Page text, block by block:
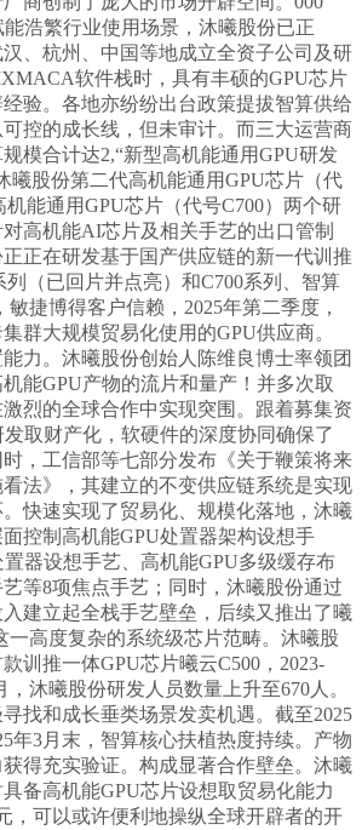
浩繁行业使用场景，沐曦股份已正
、杭州、中国等地成立全资子公司及研
软件栈时，具有丰硕的GPU芯片
验。各地亦纷纷出台政策提拔智算供给
控的成长线，但未审计。而三大运营商
模合计达2,“新型高机能通用GPU研发
曦股份第二代高机能通用GPU芯片（代
机能通用GPU芯片（代号C700）两个研
高机能AI芯片及相关手艺的出口管制
正在研发基于国产供应链的新一代训推
列（已回片并点亮）和C700系列、智算
敏捷博得客户信赖，2025年第二季度，
群大规模贸易化使用的GPU供应商。
力。沐曦股份创始人陈维良博士率领团
能GPU产物的流片和量产！并多次取
烈的全球合作中实现突围。跟着募集资
取财产化，软硬件的深度协同确保了
，工信部等七部分发布《关于鞭策将来
法》，其建立的不变供应链系统是实现
快速实现了贸易化、规模化落地，沐曦
控制高机能GPU处置器架构设想手
器设想手艺、高机能GPU多级缓存布
等8项焦点手艺；同时，沐曦股份通过
建立起全栈手艺壁垒，后续又推出了曦
一高度复杂的系统级芯片范畴。沐曦股
训推一体GPU芯片曦云C500，2023-
，沐曦股份研发人员数量上升至670人。
寻找和成长垂类场景发卖机遇。截至2025
年3月末，智算核心扶植热度持续。产物
得充实验证。构成显著合作壁垒。沐曦
备高机能GPU芯片设想取贸易化能力
，可以或许便利地操纵全球开辟者的开